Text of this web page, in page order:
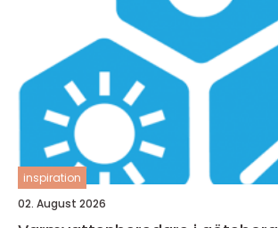
inspiration
02. August 2026